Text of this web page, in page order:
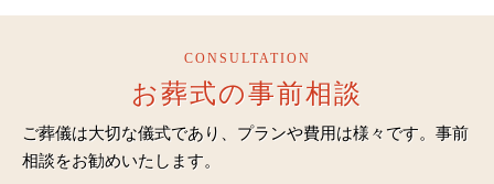
CONSULTATION
お葬式の事前相談
ご葬儀は大切な儀式であり、プランや費用は様々です。事前
相談をお勧めいたします。